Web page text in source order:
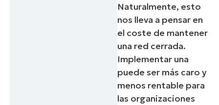
Naturalmente, esto
nos lleva a pensar en
el coste de mantener
una red cerrada.
Implementar una
puede ser más caro y
menos rentable para
las organizaciones